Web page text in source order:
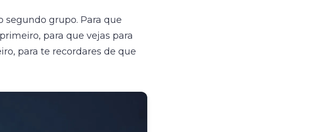
segundo grupo. Para que
para que vejas para
para te recordares de que